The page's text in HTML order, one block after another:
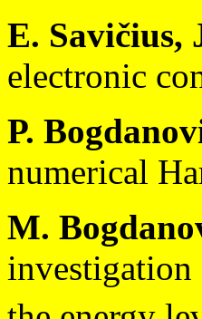
E. Savičius,
electronic
P.
numerical
M.